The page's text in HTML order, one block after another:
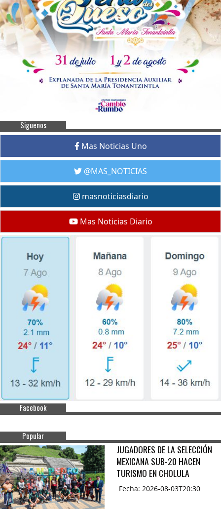
Siguenos
Mas Noticias Uno
@MAS_NOTICIAS
masnoticiasdiario
Mas Noticias Diario
Facebook
Popular
JUGADORES DE LA SELECCIÓN
MEXICANA SUB-20 HACEN
TURISMO EN CHOLULA
Fecha: 2026-08-03T20:30